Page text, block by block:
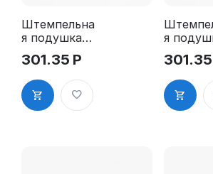
Штемпельна
я подушка
для GRM R17
2Pads
301.35 Р
я
для GRM
2Pads,
301.35